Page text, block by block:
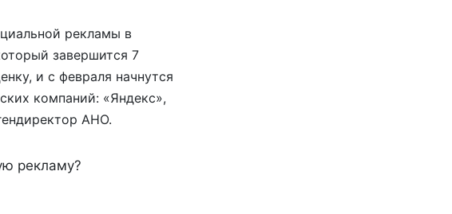
рекламы в
завершится 7
и с февраля начнутся
компаний: «Яндекс»,
АНО.
рекламу?